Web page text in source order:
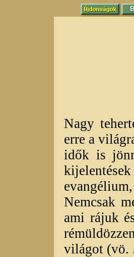
Nagy
erre a
idők is
Nemcsak
ami rájuk
világot (vö.